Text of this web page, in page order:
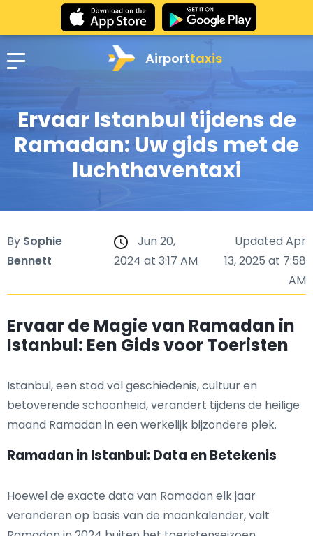
Airporttaxis
Ervaar Istanbul tijdens de
Ramadan: Uw gids met de
luchthaventaxi
By Sophie
Bennett
Jun 20,
2024 at 3:17 AM
Updated Apr
13, 2025 at 7:58
AM
Ervaar de Magie van Ramadan in
Istanbul: Een Gids voor Toeristen
Istanbul, een stad vol geschiedenis, cultuur en
betoverende schoonheid, verandert tijdens de heilige
maand Ramadan in een werkelijk bijzondere plek.
Ramadan in Istanbul: Data en Betekenis
Hoewel de exacte data van Ramadan elk jaar
veranderen op basis van de maankalender, valt